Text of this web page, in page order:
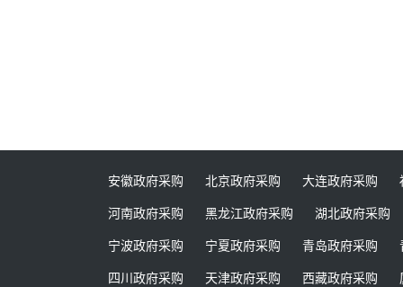
安徽政府采购 北京政府采购 大连政府采购
河南政府采购
黑龙江政府采购
湖北政府采购
宁波政府采购
宁夏政府采购 青岛政府采购
四川政府采购
天津政府采购 西藏政府采购